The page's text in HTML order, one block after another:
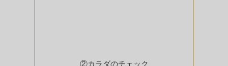
②カラダのチェック